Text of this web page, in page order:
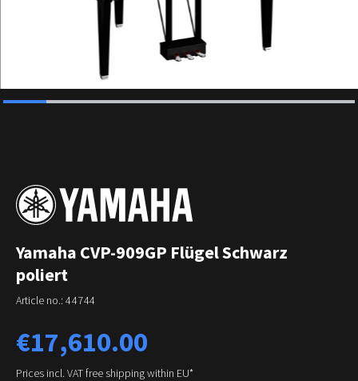
Yamaha CVP-909GP Flügel Schwarz
poliert
Article no.: 44744
Regular price:
€17,610.00
Prices incl. VAT free shipping within EU*